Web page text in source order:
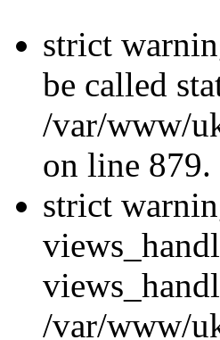
strict
be called
/var/www/
on line 879.
strict
/var/www/